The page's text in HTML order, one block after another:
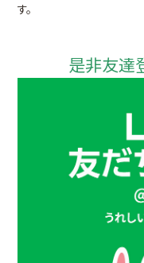
す。
是非友達